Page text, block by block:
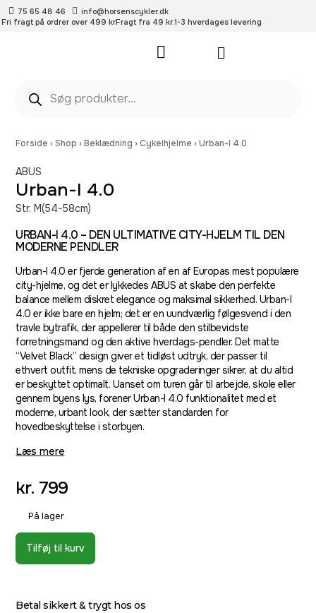
75 65 48 46
info@horsenscykler.dk
Fri fragt på ordrer over 499 krFragt fra 49 kr.1-3 hverdages levering
Forside ›Shop ›Beklædning ›Cykelhjelme ›Urban-I 4.0
ABUS
Urban-I 4.0
Str. M(54-58cm)
URBAN-I 4.0 – DEN ULTIMATIVE CITY-HJELM TIL DEN
MODERNE PENDLER
Urban-I 4.0 er fjerde generation af en af Europas mest populære
city-hjelme, og det er lykkedes ABUS at skabe den perfekte
balance mellem diskret elegance og maksimal sikkerhed. Urban-I
4.0 er ikke bare en hjelm; det er en uundværlig følgesvend i den
travle bytrafik, der appellerer til både den stilbevidste
forretningsmand og den aktive hverdags-pendler. Det matte
“Velvet Black” design giver et tidløst udtryk, der passer til
ethvert outfit, mens de tekniske opgraderinger sikrer, at du altid
er beskyttet optimalt. Uanset om turen går til arbejde, skole eller
gennem byens lys, forener Urban-I 4.0 funktionalitet med et
moderne, urbant look, der sætter standarden for
hovedbeskyttelse i storbyen.
Læs mere
kr. 799
På lager
Tilføj til kurv
Betal sikkert & trygt hos os